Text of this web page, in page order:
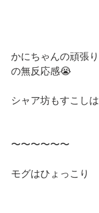
かにちゃんの頑張
の無反応感😭
シャア坊もすこし
〜〜〜〜〜〜
モグはひょっこり